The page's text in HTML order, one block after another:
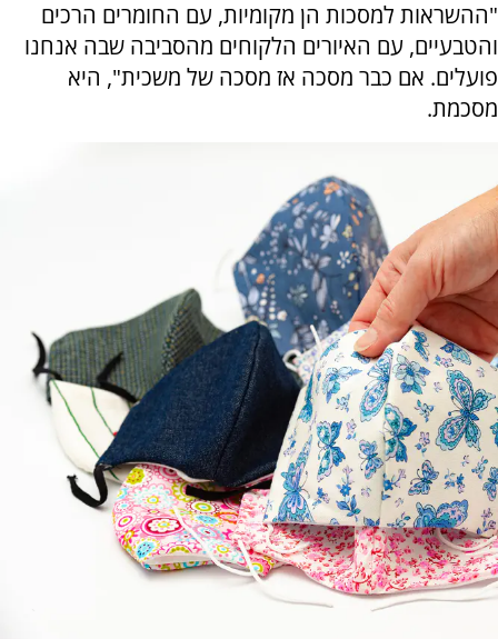
"ההשראות למסכות הן מקומיות, עם החומרים הרכים
והטבעיים, עם האיורים הלקוחים מהסביבה שבה אנחנו
פועלים. אם כבר מסכה אז מסכה של משכית", היא
מסכמת.